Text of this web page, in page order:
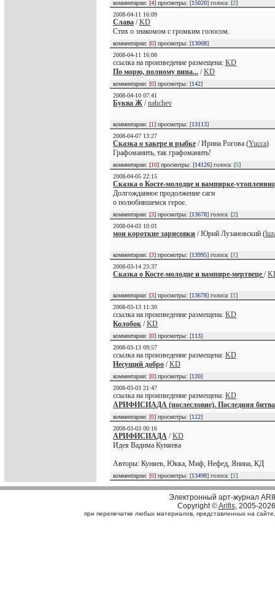
комментарии: [4] просмотры: [15020] голоса: [2]
2008-04-11 16:09
Слава /KD
Стих о знакомом с громким голосом.
комментарии: [0] просмотры: [13008]
2008-04-11 16:08
ссылка на произведение размещена: KD
По морю, полному вина... /KD
комментарии: [0] просмотры: [142]
2008-04-10 07:41
Буква Ж /nahchev
комментарии: [1] просмотры: [13113]
2008-04-07 13:27
Сказка о хакере и рыбке / Ирина Рогова (Yucca)
Графоманить, так графоманить!
комментарии: [10] просмотры: [14126] голоса: [5]
2008-04-05 22:15
Сказка о Косте-молодце и вампирке-
Долгожданное продолжение саги
о полюбившемся герое.
комментарии: [3] просмотры: [13678] голоса: [2]
2008-04-03 10:01
мои короткие зарисовки / Юрий Лузановский (
комментарии: [3] просмотры: [13995] голоса: [1]
2008-03-14 23:37
Сказка о Косте-молодце и вампире-мертвеце /
комментарии: [3] просмотры: [13678] голоса: [1]
2008-03-13 11:30
ссылка на произведение размещена: KD
Колобок /KD
комментарии: [0] просмотры: [113]
2008-03-13 09:57
ссылка на произведение размещена: KD
Несущий добро /KD
комментарии: [0] просмотры: [120]
2008-03-03 21:47
ссылка на произведение размещена: KD
АРИФИСИАДА (послесловие). Последняя битва
комментарии: [0] просмотры: [122]
2008-03-03 00:16
АРИФИСИАДА /KD
Идея Вадима Куняева
Авторы: Куняев, Юкка, Миф, Нефед, Янина, КД
комментарии: [0] просмотры: [13498] голоса: [1]
Электронный арт-журнал
Copyright ©Arifis, 2005-2026
при перепечатке любых материалов, представленных на